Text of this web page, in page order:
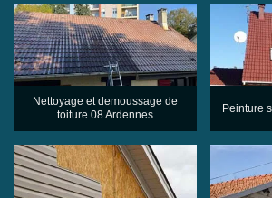
Nettoyage et demoussage de
toiture 08 Ardennes
Peinture